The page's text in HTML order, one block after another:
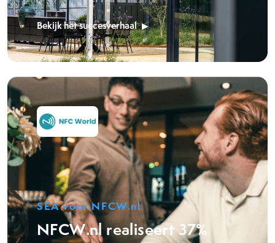
Bekijk het succesverhaal
SEA voor NFCW.nl
NFCW.nl realiseert 37%